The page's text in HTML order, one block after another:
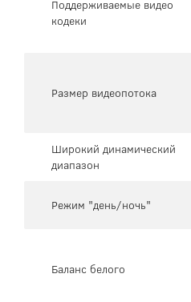
Поддерживаемые видео
кодеки
Размер видеопотока
Широкий динамический
диапазон
Режим "день/ночь"
Баланс белого